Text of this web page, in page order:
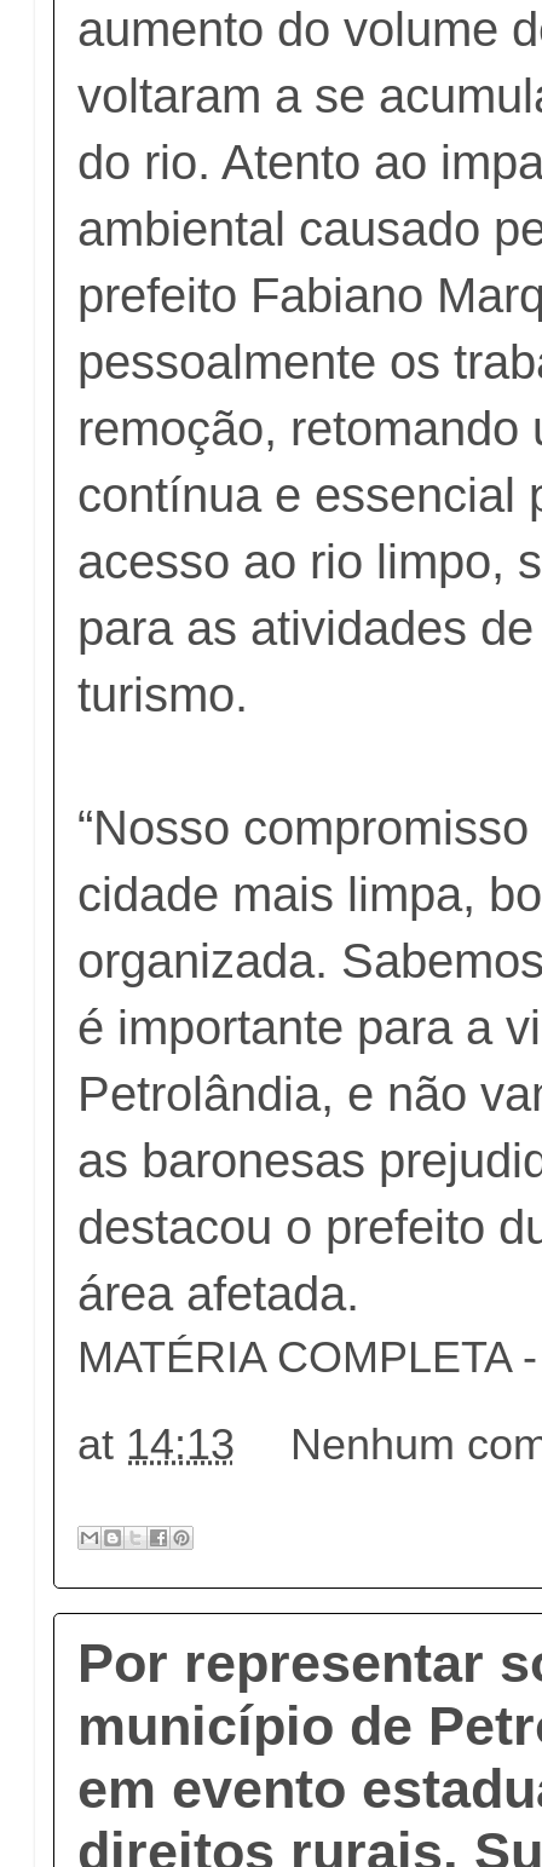
aumento do volume
voltaram a se
do rio. Atento ao
ambiental causado
prefeito Fabiano
pessoalmente os
remoção, retomando
contínua e essencial
acesso ao rio limpo,
para as atividades
turismo.
“Nosso
cidade mais limpa,
organizada.
é importante para a
Petrolândia, e não
as baronesas
destacou o prefeito
área afetada.
MATÉRIA COMPLETA
at 14:13 Nenhum
Por representar
município de
em evento
direitos rurais,